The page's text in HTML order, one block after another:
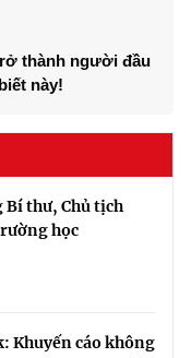
thành người đầu
này!
Bí thư, Chủ tịch
học
Khuyến cáo không